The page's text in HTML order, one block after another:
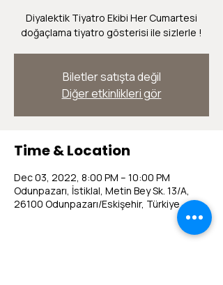
Diyalektik Tiyatro Ekibi Her Cumartesi
doğaçlama tiyatro gösterisi ile sizlerle !
Biletler satışta değil
Diğer etkinlikleri gör
Time & Location
Dec 03, 2022, 8:00 PM – 10:00 PM
Odunpazarı, İstiklal, Metin Bey Sk. 13/A,
26100 Odunpazarı/Eskişehir, Türkiye